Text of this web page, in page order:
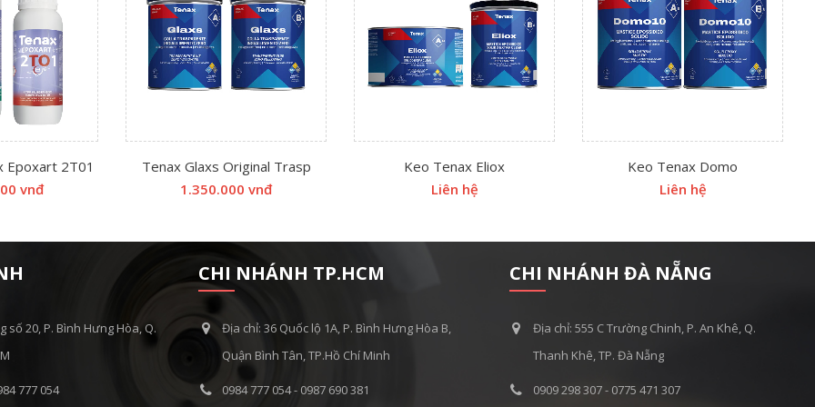
Epoxart 2T01
vnđ
Tenax Glaxs Original Trasp
1.350.000 vnđ
Keo Tenax Eliox
Liên hệ
Keo Tenax Domo
Liên hệ
số 20, P. Bình Hưng Hòa, Q.
777 054
CHI NHÁNH TP.HCM
Địa chỉ: 36 Quốc lộ 1A, P. Bình Hưng Hòa B,
Quận Bình Tân, TP.Hồ Chí Minh
0984 777 054 - 0987 690 381
CHI NHÁNH ĐÀ NẴNG
Địa chỉ: 555 C Trường Chinh, P. An Khê, Q.
Thanh Khê, TP. Đà Nẵng
0909 298 307 - 0775 471 307